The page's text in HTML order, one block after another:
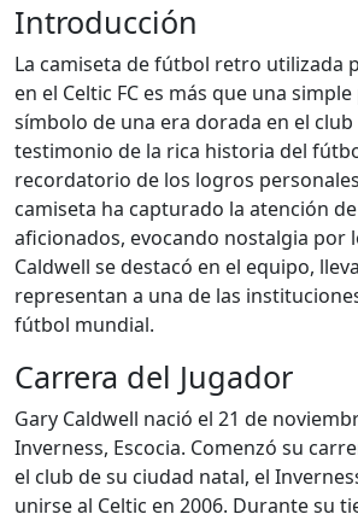
Introducción
La camiseta de fútbol retro utilizada
en el Celtic FC es más que una
símbolo de una era dorada en el club
testimonio de la rica historia del
recordatorio de los logros
camiseta ha capturado la atención
aficionados, evocando nostalgia por
Caldwell se destacó en el equipo,
representan a una de las
fútbol mundial.
Carrera del Jugador
Gary Caldwell nació el 21 de
Inverness, Escocia. Comenzó su
el club de su ciudad natal, el
unirse al Celtic en 2006. Durante su